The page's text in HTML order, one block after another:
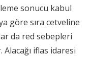
sonucu kabul
göre sıra cetveline
da red sebepleri
iflas idaresi